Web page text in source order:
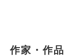
作家・作品